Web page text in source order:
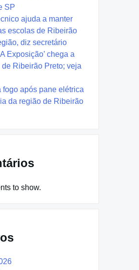
SP
ajuda a manter
escolas de Ribeirão
diz secretário
Exposição’ chega a
Ribeirão Preto; veja
fogo após pane elétrica
da região de Ribeirão
to show.